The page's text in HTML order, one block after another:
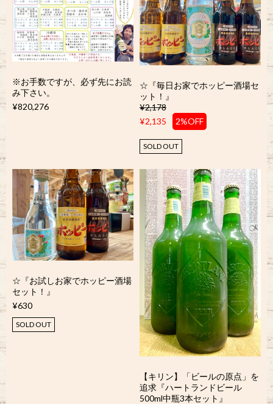
※お手数ですが、必ず先にお読
み下さい。
¥820,276
☆『毎日お家でホッピー酒場セ
ット！』
¥2,178
¥2,135
2%OFF
SOLD OUT
☆『お試しお家でホッピー酒場
セット！』
¥630
SOLD OUT
【キリン】「ビールの原点」を
追求『ハートランドビール
500ml中瓶3本セット』